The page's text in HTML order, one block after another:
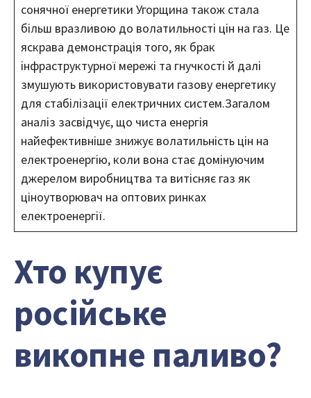
сонячної енергетики Угорщина також стала
більш вразливою до волатильності цін на газ. Це
яскрава демонстрація того, як брак
інфраструктурної мережі та гнучкості й далі
змушують використовувати газову енергетику
для стабілізації електричних систем.Загалом
аналіз засвідчує, що чиста енергія
найефективніше знижує волатильність цін на
електроенергію, коли вона стає домінуючим
джерелом виробництва та витісняє газ як
ціноутворювач на оптових ринках
електроенергії.
Хто купує
російське
викопне паливо?